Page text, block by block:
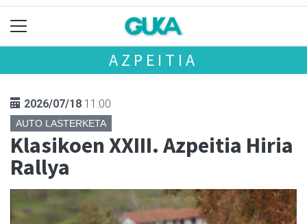
AZPEITIA
2026/07/18 11:00
AUTO LASTERKETA
Klasikoen XXIII. Azpeitia Hiria
Rallya